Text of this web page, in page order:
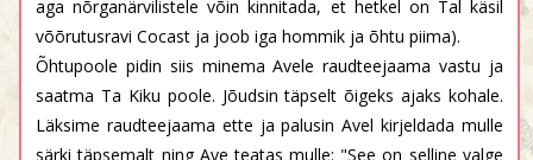
aga nõrganärvilistele võin kinnitada, et hetkel on Tal käsil
võõrutusravi Cocast ja joob iga hommik ja õhtu piima).
Õhtupoole pidin siis minema Avele raudteejaama vastu ja
saatma Ta Kiku poole. Jõudsin täpselt õigeks ajaks kohale.
Läksime raudteejaama ette ja palusin Avel kirjeldada mulle
särki täpsemalt ning Ave teatas mulle: "See on selline valge